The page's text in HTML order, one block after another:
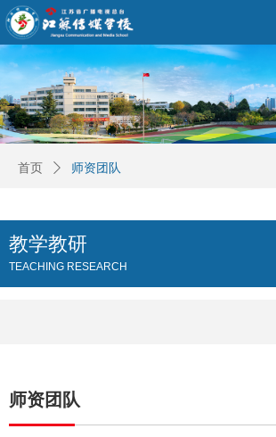
首页 ꄲ 师资团队
师资团队
教学教研
TEACHING RESEARCH